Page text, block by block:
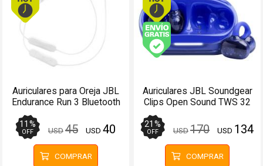
Auriculares para Oreja JBL
Endurance Run 3 Bluetooth
Blanco - Manos libres
11 %
OFF USD45 USD 40
COMPRAR
Envío gratis (Ver
Auriculares JBL Soundgear
Clips Open Sound TWS 32
21 %
OFF USD170 USD 134
COMPRAR